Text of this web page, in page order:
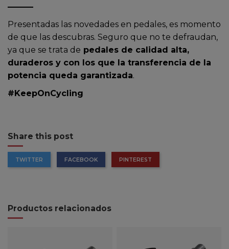
Presentadas las novedades en pedales, es momento
de que las descubras. Seguro que no te defraudan,
ya que se trata de pedales de calidad alta,
duraderos y con los que la transferencia de la
potencia queda garantizada.
#KeepOnCycling
Share this post
TWITTER FACEBOOK PINTEREST
Productos relacionados